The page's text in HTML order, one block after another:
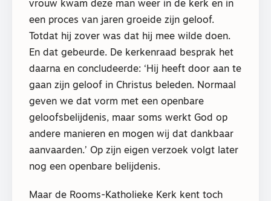
vrouw kwam deze man weer in de kerk en in
een proces van jaren groeide zijn geloof.
Totdat hij zover was dat hij mee wilde doen.
En dat gebeurde. De kerkenraad besprak het
daarna en concludeerde: ‘Hij heeft door aan te
gaan zijn geloof in Christus beleden. Normaal
geven we dat vorm met een openbare
geloofsbelijdenis, maar soms werkt God op
andere manieren en mogen wij dat dankbaar
aanvaarden.’ Op zijn eigen verzoek volgt later
nog een openbare belijdenis.
Maar de Rooms-Katholieke Kerk kent toch